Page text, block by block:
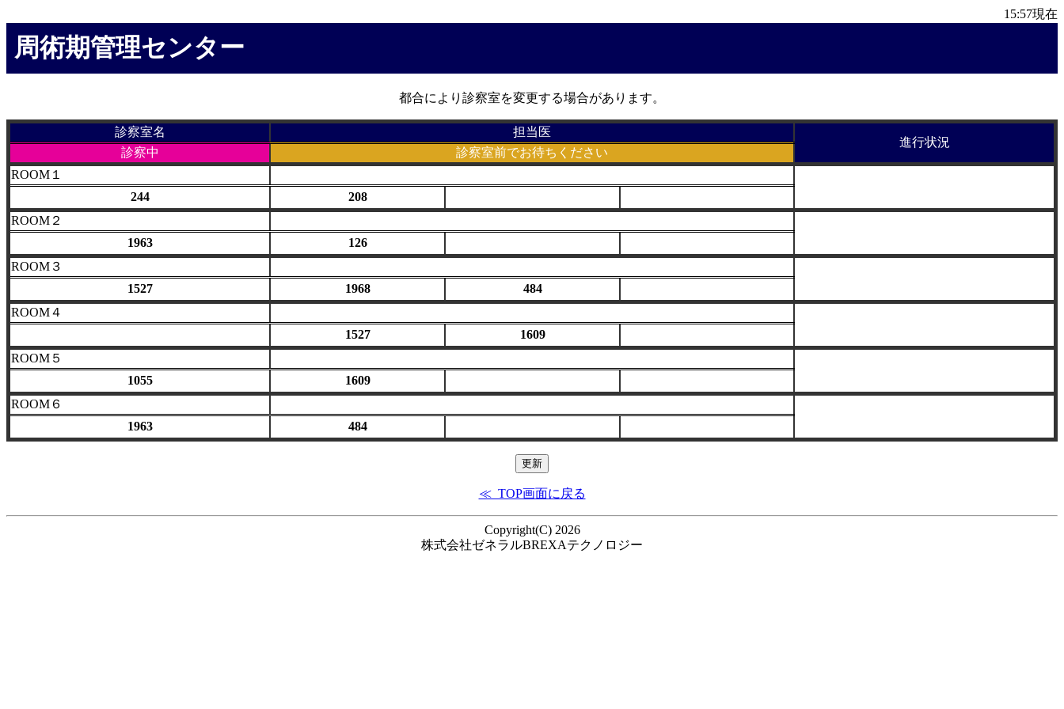
15:57現在
周術期管理センター
都合により診察室を変更する場合があります。
診察室名 担当医
進行状況
診察中
診察室前でお待ちください
ROOM１
244
208
ROOM２
1963
126
ROOM３
1527
1968
484
ROOM４
1527
1609
ROOM５
1055
1609
ROOM６
1963
484
≪ TOP画面に戻る
Copyright(C) 2026
株式会社ゼネラルBREXAテクノロジー